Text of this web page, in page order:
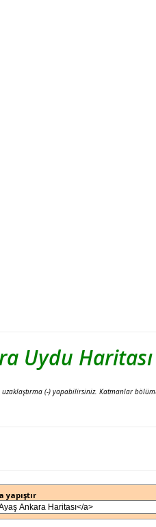
Uydu Haritası
uzaklaştırma (-) yapabilirsiniz. Katmanlar